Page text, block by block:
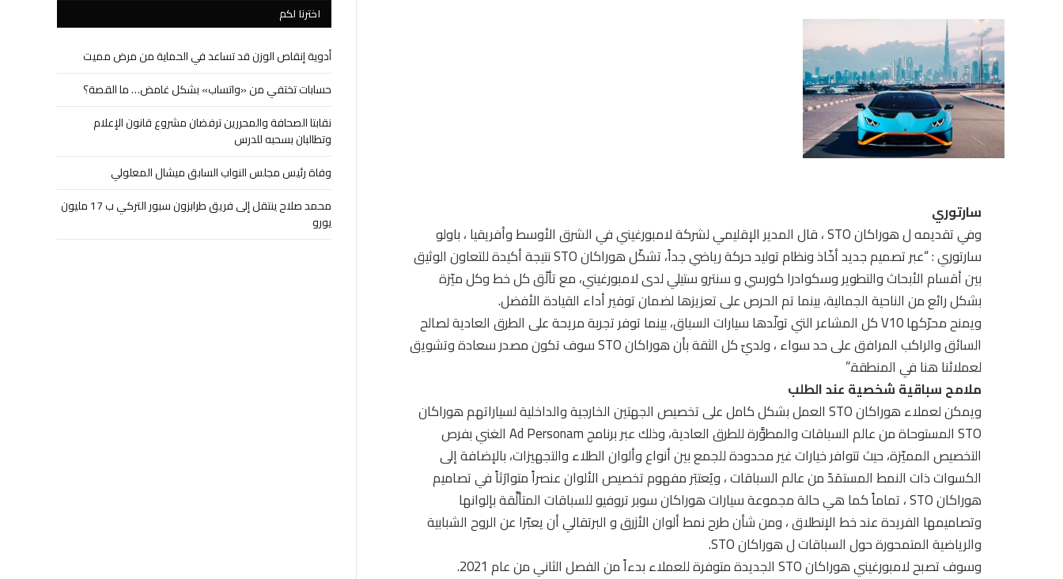
سارتوري
وفي تقديمه ل هوراكان STO ، قال المدير الإقليمي لشركة لامبورغيني في الشرق الأوسط وأفريقيا ، باولو
سارتوري : “عبر تصميم جديد أخّاذ ونظام توليد حركة رياضي جداً، تشكّل هوراكان STO نتيجة أكيدة للتعاون الوثيق
بين أقسام الأبحاث والتطوير وسكوادرا كورسي و سنترو ستيلي لدى لامبورغيني، مع تألّق كل خط وكل ميّزة
بشكل رائع من الناحية الجمالية، بينما تم الحرص على تعزيزها لضمان توفير أداء القيادة الأفضل.
ويمنح محرّكها V10 كل المشاعر التي تولّدها سيارات السباق، بينما توفر تجربة مريحة على الطرق العادية لصالح
السائق والراكب المرافق على حد سواء ، ولديّ كل الثقة بأن هوراكان STO سوف تكون مصدر سعادة وتشويق
لعملائنا هنا في المنطقة.”
ملامح سباقية شخصية عند الطلب
ويمكن لعملاء هوراكان STO العمل بشكل كامل على تخصيص الجهتين الخارجية والداخلية لسياراتهم هوراكان
STO المستوحاة من عالم السباقات والمطوَّرة للطرق العادية، وذلك عبر برنامج Ad Personam الغني بفرص
التخصيص المميّزة، حيث تتوافر خيارات غير محدودة للجمع بين أنواع وألوان الطلاء والتجهيزات، بالإضافة إلى
الكسوات ذات النمط المستمَدّ من عالم السباقات ، ويُعتبَر مفهوم تخصيص الألوان عنصراً متوارَثاً في تصاميم
هوراكان STO ، تماماً كما هي حالة مجموعة سيارات هوراكان سوبر تروفيو للسباقات المتألِّقة بإلوانها
وتصاميمها الفريدة عند خط الإنطلاق ، ومن شأن طرح نمط ألوان الأزرق و البرتقالي أن يعبّرا عن الروح الشبابية
والرياضية المتمحورة حول السباقات ل هوراكان STO.
وسوف تصبح لامبورغيني هوراكان STO الجديدة متوفرة للعملاء بدءاً من الفصل الثاني من عام 2021.
اخترنا لكم
أدوية إنقاص الوزن قد تساعد في الحماية من مرض مميت
حسابات تختفي من «واتساب» بشكل غامض… ما القصة؟
نقابتا الصحافة والمحررين ترفضان مشروع قانون الإعلام
وتطالبان بسحبه للدرس
وفاة رئيس مجلس النواب السابق ميشال المعلولي
محمد صلاح ينتقل إلى فريق طرابزون سبور التركي ب 17 مليون
يورو